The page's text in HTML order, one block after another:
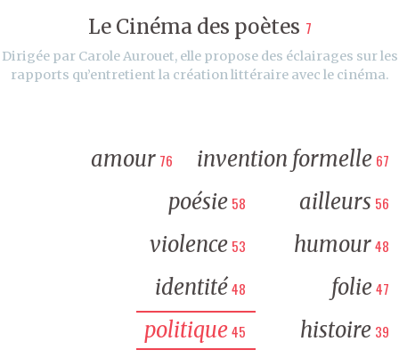
Le Cinéma des poètes 7
Dirigée par Carole Aurouet, elle propose des éclairages sur les
rapports qu’entretient la création littéraire avec le cinéma.
amour 76 invention formelle 67
poésie 58 ailleurs 56
violence 53 humour48
identité48 folie47
politique45 histoire 39